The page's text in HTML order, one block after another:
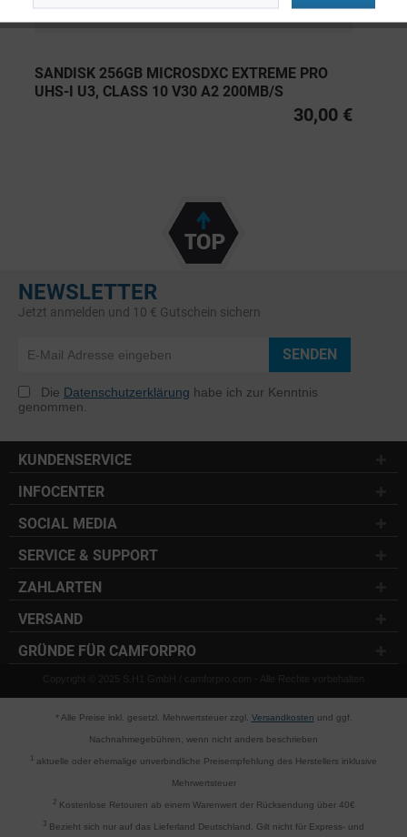
SANDISK 256GB MICROSDXC EXTREME PRO
UHS-I U3, CLASS 10 V30 A2 200MB/S
30,00 €
NEWSLETTER
Jetzt anmelden und 10 € Gutschein sichern
SENDEN
Die Datenschutzerklärung habe ich zur Kenntnis
genommen.
KUNDENSERVICE
INFOCENTER
SOCIAL MEDIA
SERVICE & SUPPORT
ZAHLARTEN
VERSAND
GRÜNDE FÜR CAMFORPRO
Copyright © 2025 S.H1 GmbH / camforpro.com - Alle Rechte vorbehalten
* Alle Preise inkl. gesetzl. Mehrwertsteuer zzgl. Versandkosten und ggf.
Nachnahmegebühren, wenn nicht anders beschrieben
aktuelle oder ehemalige unverbindliche Preisempfehlung des Herstellers inklusive
Mehrwertsteuer
2Kostenlose Retouren ab einem Warenwert der Rücksendung über 40€
3 Bezieht sich nur auf das Lieferland Deutschland. Gilt nicht für Express- und